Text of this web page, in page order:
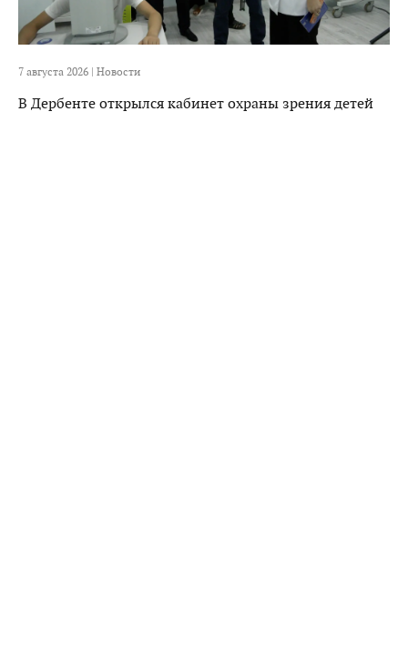
7 августа 2026 | Новости
В Дербенте открылся кабинет охраны зрения детей